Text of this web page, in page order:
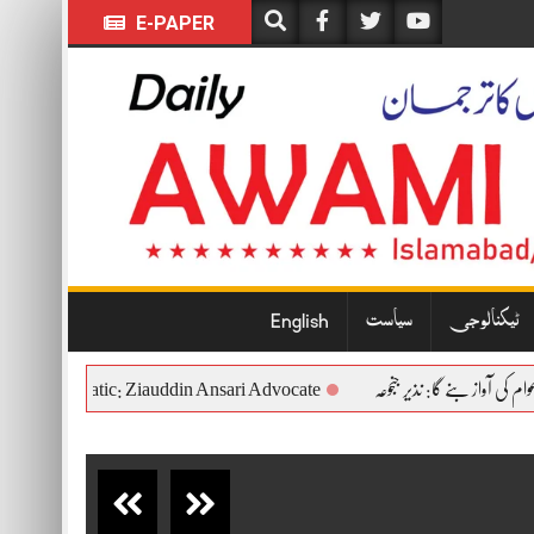
E-PAPER
ٹیکنالوجی سیاست English
and Democratic: Ziauddin Ansari Advocate